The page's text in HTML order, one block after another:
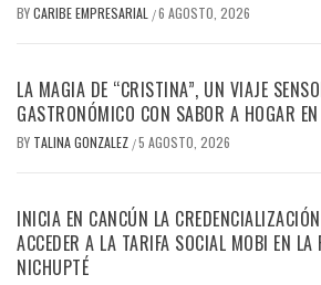
BYCARIBE EMPRESARIAL /6 AGOSTO, 2026
LA MAGIA DE “CRISTINA”, UN VIAJE
GASTRONÓMICO CON SABOR A HOGAR
BY TALINA GONZALEZ /5 AGOSTO, 2026
INICIA EN CANCÚN LA
ACCEDER A LA TARIFA SOCIAL MOBI EN
NICHUPTÉ